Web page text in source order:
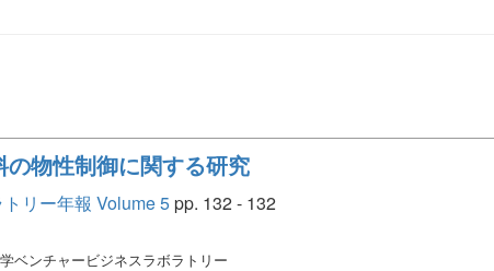
物性制御に関する研究
リー年報 Volume 5pp. 132 - 132
ベンチャービジネスラボラトリー